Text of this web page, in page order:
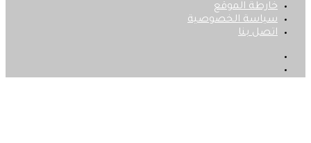
خارطة الموقع
سياسة الخصوصية
اتصل بنا